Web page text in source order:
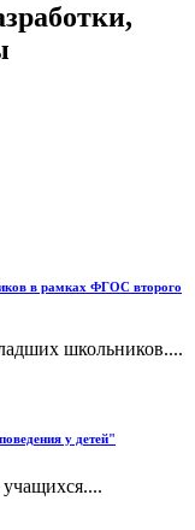
в рамках ФГОС второго
школьников....
у детей"